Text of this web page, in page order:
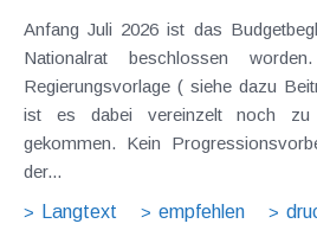
Anfang Juli 2026 ist das
Nationalrat beschlossen
Regierungsvorlage ( siehe dazu
ist es dabei vereinzelt noch zu
gekommen. Kein Progressionsvorbehalt bei der Erhöhung
der...
Langtext
empfehlen